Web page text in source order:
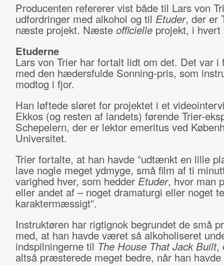
Producenten refererer vist både til Lars von
udfordringer med alkohol og til Etuder, der er
næste projekt. Næste officielleprojekt, i
Etuderne
Lars von Trier har fortalt lidt om det. Det var i
med den hædersfulde Sonning-pris, som
modtog i fjor.
Han løftede sløret for projektet i et
Ekkos (og resten af landets) førende Trier-
Schepelern, der er lektor emeritus ved
Universitet.
Trier fortalte, at han havde ”udtænkt en lille
lave nogle meget ydmyge, små film af ti
varighed hver, som hedder Etuder, hvor man
eller andet af – noget dramaturgi eller noget
karaktermæssigt”.
Instruktøren har rigtignok begrundet de små
med, at han havde været så alkoholiseret
indspilningerne til The House That Jack Built,
altså præsterede meget bedre, når han